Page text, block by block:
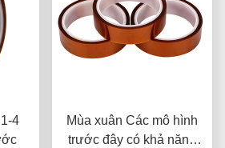
4
Mùa xuân Các mô hình
trước đây có khả năng